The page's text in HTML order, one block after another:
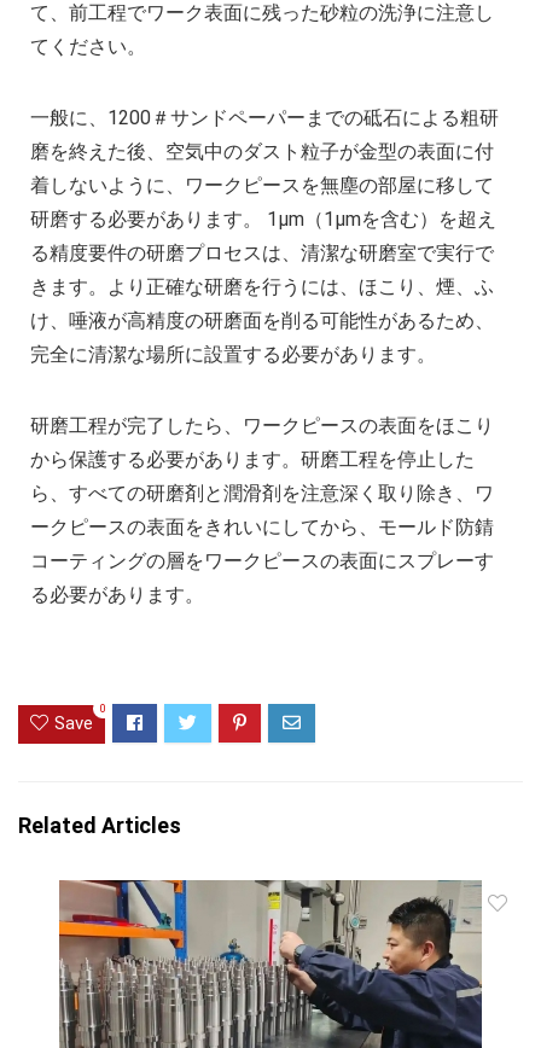
て、前工程でワーク表面に残った砂粒の洗浄に注意し
てください。
一般に、1200＃サンドペーパーまでの砥石による粗研
磨を終えた後、空気中のダスト粒子が金型の表面に付
着しないように、ワークピースを無塵の部屋に移して
研磨する必要があります。 1μm（1μmを含む）を超え
る精度要件の研磨プロセスは、清潔な研磨室で実行で
きます。より正確な研磨を行うには、ほこり、煙、ふ
け、唾液が高精度の研磨面を削る可能性があるため、
完全に清潔な場所に設置する必要があります。
研磨工程が完了したら、ワークピースの表面をほこり
から保護する必要があります。研磨工程を停止した
ら、すべての研磨剤と潤滑剤を注意深く取り除き、ワ
ークピースの表面をきれいにしてから、モールド防錆
コーティングの層をワークピースの表面にスプレーす
る必要があります。
Save
0
Related Articles